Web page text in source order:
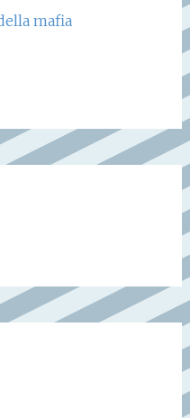
mafia